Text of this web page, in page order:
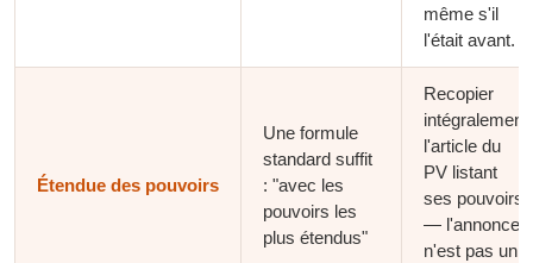
même s'il
l'était avant.
Étendue des pouvoirs
Une formule
standard suffit
: "avec les
pouvoirs les
plus étendus"
Recopier
intégralement
l'article du
PV listant
ses pouvoirs
— l'annonce
n'est pas un